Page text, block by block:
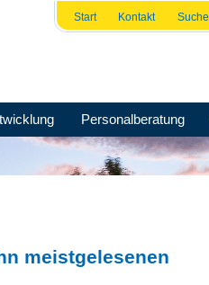
Start Kontakt Suche
Personalberatung
meistgelesenen